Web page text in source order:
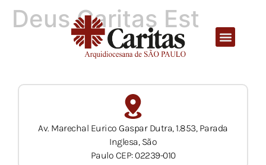
Deus Caritas Est
Av. Marechal Eurico Gaspar Dutra, 1.853, Parada
Inglesa, São
Paulo CEP: 02239-010